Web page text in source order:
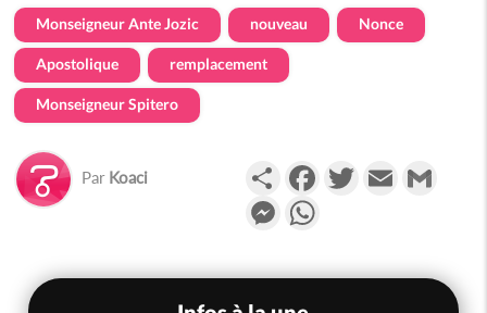
Monseigneur Ante Jozic nouveau Nonce
Apostolique remplacement
Monseigneur Spitero
Par Koaci PartagerFacebookTwitterEmail
Messenger